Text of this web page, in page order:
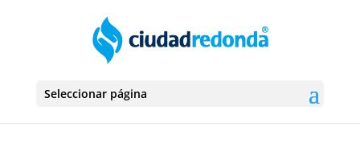
Seleccionar página